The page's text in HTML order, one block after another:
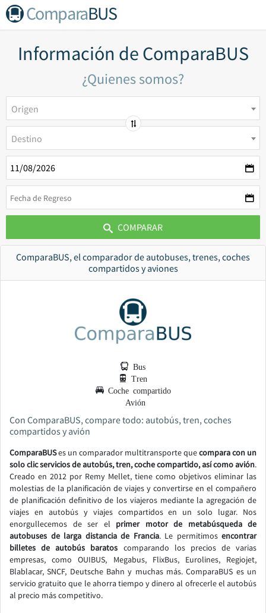
ComparaBUS
Información de ComparaBUS
¿Quienes somos?
Origen
Destino
COMPARAR
ComparaBUS, el comparador de autobuses, trenes, coches
compartidos y aviones
Bus
Tren
Coche compartido
Avión
Con ComparaBUS, compare todo: autobús, tren, coches
compartidos y avión
ComparaBUSes un comparador multitransporte quecompara con un
solo clic servicios de autobús, tren, coche compartido, así como avión.
Creado en 2012 por Remy Mellet, tiene como objetivos eliminar las
molestias de la planificación de viajes y convertirse en el compañero
de planificación definitivo de los viajeros mediante la agregación de
viajes en autobús y viajes compartidos en un solo lugar. Nos
enorgullecemos de ser el primer motor de metabúsqueda de
autobuses de larga distancia de Francia. Le permitimos encontrar
billetes de autobús baratos comparando los precios de varias
empresas, como OUIBUS, Megabus, FlixBus, Eurolines, Regiojet,
Blablacar, SNCF, Deutsche Bahn y muchas más. ComparaBUS es un
servicio gratuito que le ahorra tiempo y dinero al ofrecerle el autobús
al precio más competitivo.